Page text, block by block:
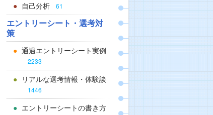
自己分析 61
エントリーシート・選考対
策
通過エントリーシート実例
2233
リアルな選考情報・体験談
1446
エントリーシートの書き方